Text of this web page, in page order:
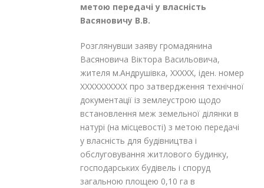
метою передачі у власність
Васяновичу В.В.
Розглянувши заяву громадянина
Васяновича Віктора Васильовича,
жителя м.Андрушівка, XXXXX, іден. номер
XXXXXXXXXX про затвердження технічної
документації із землеустрою щодо
встановлення меж земельної ділянки в
натурі (на місцевості) з метою передачі
у власність для будівництва і
обслуговування житлового будинку,
господарських будівель і споруд
загальною площею 0,10 га в